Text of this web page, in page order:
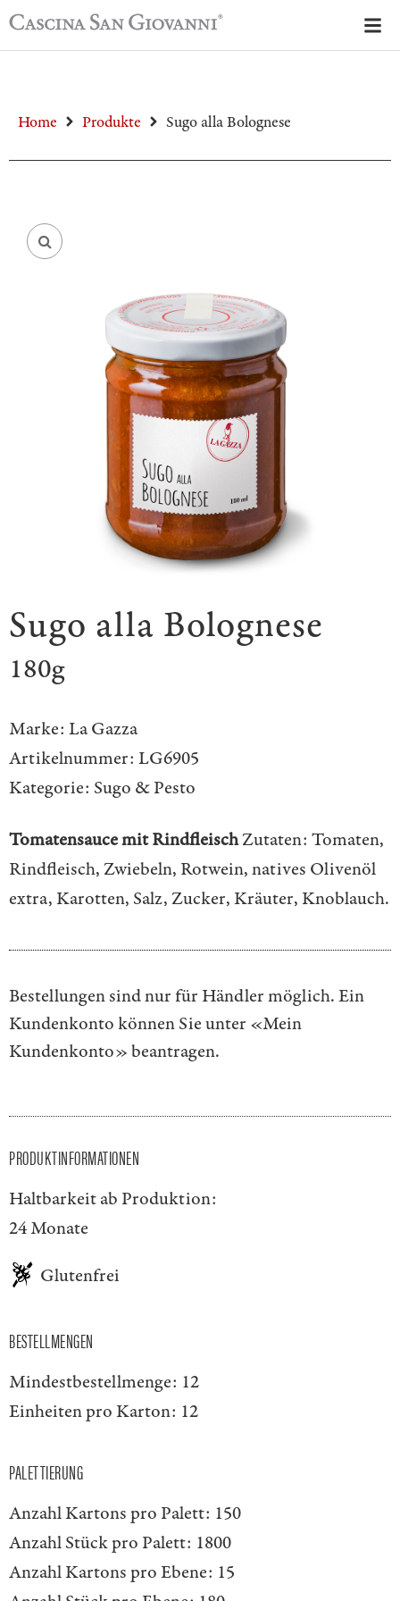
Home Produkte Sugo alla Bolognese
Sugo alla Bolognese
180g
Marke: La Gazza
Artikelnummer: LG6905
Kategorie: Sugo & Pesto
Tomatensauce mit RindfleischZutaten: Tomaten,
Rindfleisch, Zwiebeln, Rotwein, natives Olivenöl
extra, Karotten, Salz, Zucker, Kräuter, Knoblauch.
Bestellungen sind nur für Händler möglich. Ein
Kundenkonto können Sie unter «Mein
Kundenkonto»beantragen.
PRODUKTINFORMATIONEN
Haltbarkeit ab Produktion:
24 Monate
Glutenfrei
BESTELLMENGEN
Mindestbestellmenge: 12
Einheiten pro Karton: 12
PALETTIERUNG
Anzahl Kartons pro Palett: 150
Anzahl Stück pro Palett: 1800
Anzahl Kartons pro Ebene: 15